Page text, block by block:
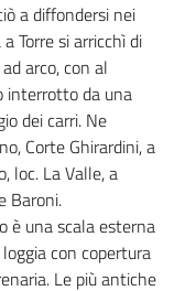
a diffondersi nei
Torre si arricchì di
arco, con al
interrotto da una
dei carri. Ne
Corte Ghirardini, a
loc. La Valle, a
Baroni.
è una scala esterna
con copertura
Le più antiche